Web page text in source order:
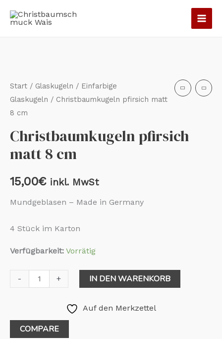
Inhalt
Start / Glaskugeln / Einfarbige
Glaskugeln / Christbaumkugeln pfirsich matt
8 cm
Christbaumkugeln pfirsich
matt 8 cm
15,00€ inkl. MwSt
Mundgeblasen – Made in Germany
4 Stück im Karton
Verfügbarkeit: Vorrätig
-
matt
8
cm
+ IN DEN WARENKORB
Auf den Merkzettel
COMPARE